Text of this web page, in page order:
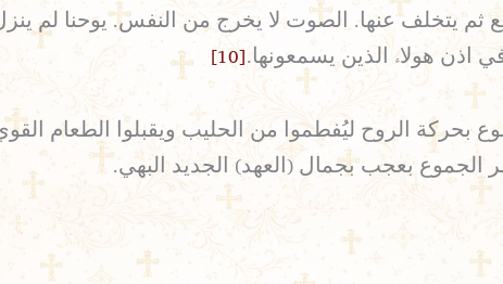
ثم يتخلف عنها. الصوت لا يخرج من النفس. يوحنا
اذن هولاء الذين يسمعونها.[10]
الروح ليُفطموا من الحليب ويقبلوا الطعام
الجموع بعجب بجمال (العهد) الجديد البهي.